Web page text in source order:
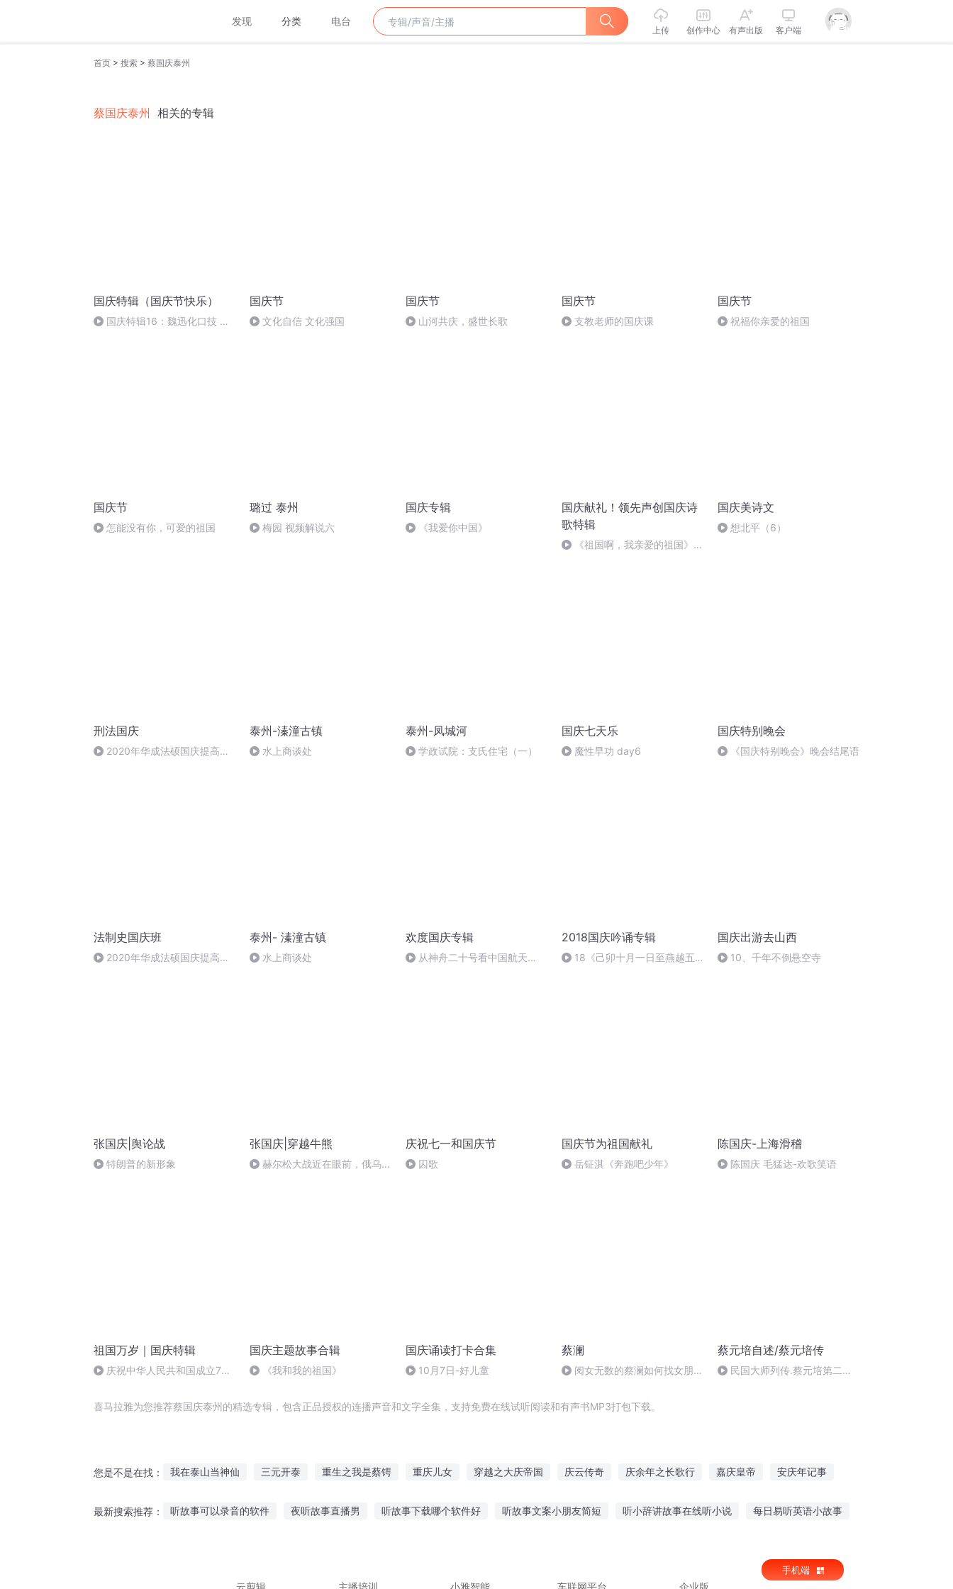
发现 分类 电台
上传 创作中心 有声出版 客户端
首页 > 搜索 > 蔡国庆泰州
蔡国庆泰州 相关的专辑
国庆特辑（国庆节快乐）
国庆特辑16：魏迅化口技 二
国庆节
文化自信 文化强国
国庆节
山河共庆，盛世长歌
国庆节
支教老师的国庆课
国庆节
祝福你亲爱的祖国
国庆节
怎能没有你，可爱的祖国
璐过 泰州
梅园 视频解说六
国庆专辑
《我爱你中国》
国庆献礼！领先声创国庆诗
歌特辑
《祖国啊，我亲爱的祖国》温
国庆美诗文
想北平（6）
刑法国庆
2020年华成法硕国庆提高班
泰州-溱潼古镇
水上商谈处
泰州-凤城河
学政试院：支氏住宅（一）
国庆七天乐
魔性早功 day6
国庆特别晚会
《国庆特别晚会》晚会结尾语
法制史国庆班
2020年华成法硕国庆提高班
泰州- 溱潼古镇
水上商谈处
欢度国庆专辑
从神舟二十号看中国航天
2018国庆吟诵专辑
18《己卯十月一日至燕越五
国庆出游去山西
10、千年不倒悬空寺
张国庆|舆论战
特朗普的新形象
张国庆|穿越牛熊
赫尔松大战近在眼前，俄乌冲
庆祝七一和国庆节
囚歌
国庆节为祖国献礼
岳钲淇《奔跑吧少年》
陈国庆-上海滑稽
陈国庆 毛猛达-欢歌笑语
祖国万岁｜国庆特辑
庆祝中华人民共和国成立73
国庆主题故事合辑
《我和我的祖国》
国庆诵读打卡合集
10月7日-好儿童
蔡澜
阅女无数的蔡澜如何找女朋
蔡元培自述/蔡元培传
民国大师列传.蔡元培第二十
喜马拉雅为您推荐蔡国庆泰州的精选专辑，包含正品授权的连播声音和文字全集，支持免费在线试听阅读和有声书MP3打包下载。
您是不是在找： 我在泰山当神仙 三元开泰 重生之我是蔡锷 重庆儿女 穿越之大庆帝国 庆云传奇 庆余年之长歌行 嘉庆皇帝 安庆年记事
最新搜索推荐： 听故事可以录音的软件 夜听故事直播男 听故事下载哪个软件好 听故事文案小朋友简短 听小辞讲故事在线听小说 每日易听英语小故事
云剪辑
主播培训 小雅智能 车联网平台 企业版
手机端